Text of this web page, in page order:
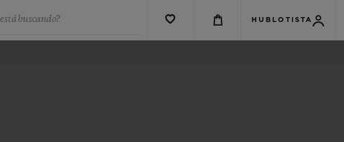
buscando? HUBLOTISTA